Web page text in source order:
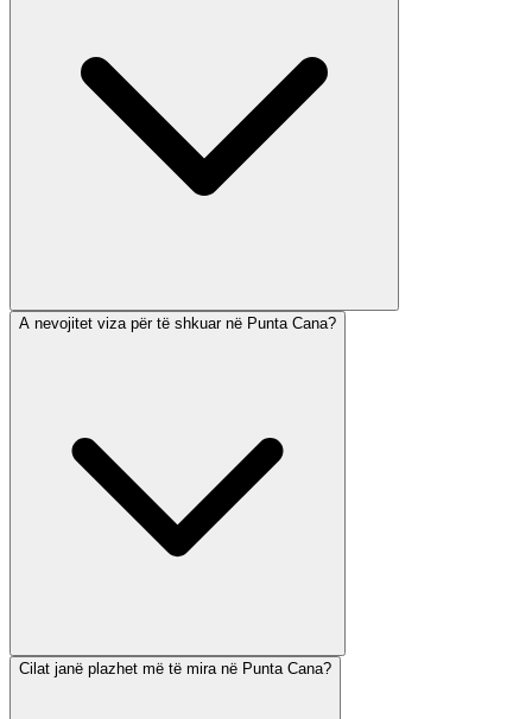
A nevojitet viza për të shkuar në Punta Cana?
Cilat janë plazhet më të mira në Punta Cana?